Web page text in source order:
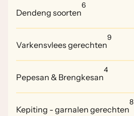
Dendeng soorten
6
Varkensvlees gerechten
9
Pepesan & Brengkesan
4
Kepiting - garnalen gerechten
8